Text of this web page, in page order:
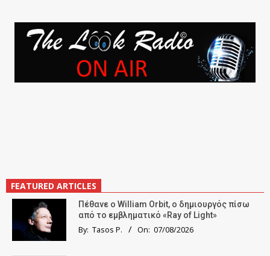
FEATURED ARTICLES
Πέθανε ο William Orbit, ο δημιουργός πίσω
από το εμβληματικό «Ray of Light»
By: Tasos P. On: 07/08/2026